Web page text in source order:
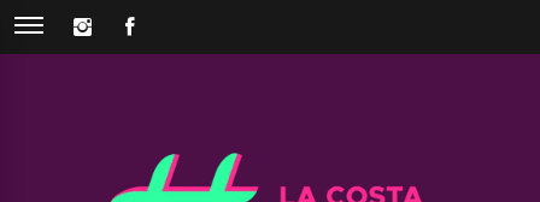
Skip
INSTAGRAM